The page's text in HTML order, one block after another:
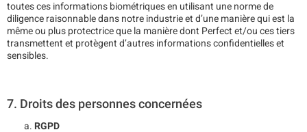
toutes ces informations biométriques en utilisant une norme de
diligence raisonnable dans notre industrie et d’une manière qui est la
même ou plus protectrice que la manière dont Perfect et/ou ces tiers
transmettent et protègent d’autres informations confidentielles et
sensibles.
7. Droits des personnes concernées
RGPD